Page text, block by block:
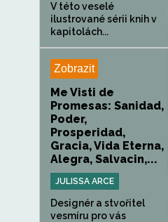
V této veselé
ilustrované sérii knih v
kapitolách...
Zobrazit
Me Visti de
Promesas: Sanidad,
Poder,
Prosperidad,
Gracia, Vida Eterna,
Alegra, Salvacin,...
JULISSA ARCE
Designér a stvořitel
vesmíru pro vás